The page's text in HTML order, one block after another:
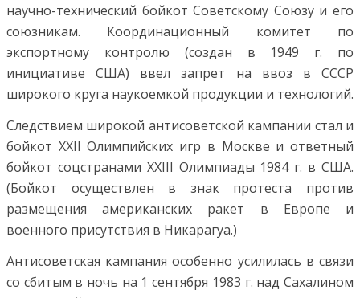
научно-технический бойкот Советскому Союзу и его
союзникам. Координационный комитет по
экспортному контролю (создан в 1949 г. по
инициативе США) ввел запрет на ввоз в СССР
широкого круга наукоемкой продукции и технологий.
Следствием широкой антисоветской кампании стал и
бойкот XXII Олимпийских игр в Москве и ответный
бойкот соцстранами XXIII Олимпиады 1984 г. в США.
(Бойкот осуществлен в знак протеста против
размещения американских ракет в Европе и
военного присутствия в Никарагуа.)
Антисоветская кампания особенно усилилась в связи
со сбитым в ночь на 1 сентября 1983 г. над Сахалином